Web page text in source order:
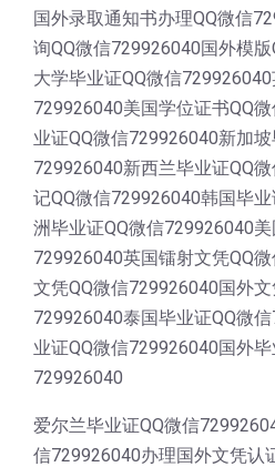
国外录取通知书办理QQ微信
询QQ微信729926040国外模
大学毕业证QQ微信
729926040美国学位证书QQ
业证QQ微信729926040新加
729926040新西兰毕业证QQ
记QQ微信729926040韩国毕
洲毕业证QQ微信729926040
729926040英国镭射文凭QQ
文凭QQ微信729926040国外
729926040泰国毕业证QQ微
业证QQ微信729926040国外
729926040
爱尔兰毕业证QQ微信
信729926040办理国外文凭认